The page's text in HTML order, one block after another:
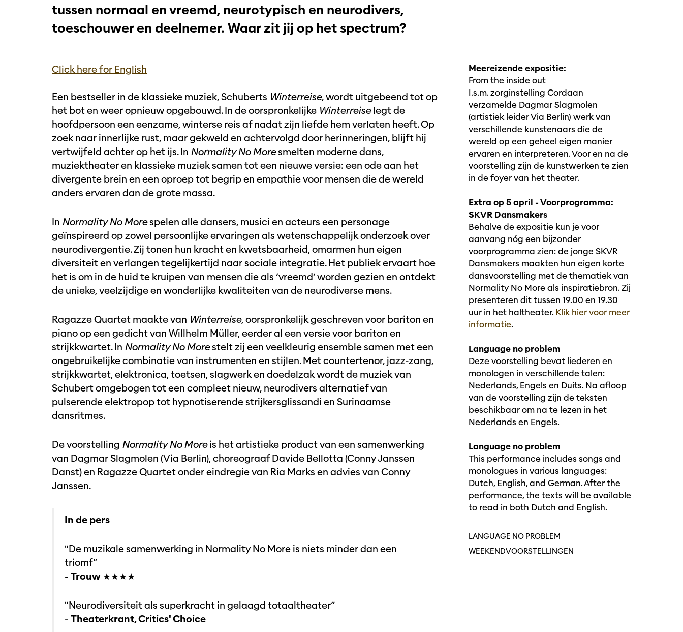
tussen normaal en vreemd, neurotypisch en neurodivers,
toeschouwer en deelnemer. Waar zit jij op het spectrum?
Click here for English
Een bestseller in de klassieke muziek, Schuberts Winterreise, wordt uitgebeend tot op
het bot en weer opnieuw opgebouwd. In de oorspronkelijke Winterreiselegt de
hoofdpersoon een eenzame, winterse reis af nadat zijn liefde hem verlaten heeft. Op
zoek naar innerlijke rust, maar gekweld en achtervolgd door herinneringen, blijft hij
vertwijfeld achter op het ijs. In Normality No Moresmelten moderne dans,
muziektheater en klassieke muziek samen tot een nieuwe versie: een ode aan het
divergente brein en een oproep tot begrip en empathie voor mensen die de wereld
anders ervaren dan de grote massa.
In Normality No Morespelen alle dansers, musici en acteurs een personage
geïnspireerd op zowel persoonlijke ervaringen als wetenschappelijk onderzoek over
neurodivergentie. Zij tonen hun kracht en kwetsbaarheid, omarmen hun eigen
diversiteit en verlangen tegelijkertijd naar sociale integratie. Het publiek ervaart hoe
het is om in de huid te kruipen van mensen die als ‘vreemd’ worden gezien en ontdekt
de unieke, veelzijdige en wonderlijke kwaliteiten van de neurodiverse mens.
Ragazze Quartet maakte van Winterreise, oorspronkelijk geschreven voor bariton en
piano op een gedicht van Willhelm Müller, eerder al een versie voor bariton en
strijkkwartet. In Normality No Morestelt zij een veelkleurig ensemble samen met een
ongebruikelijke combinatie van instrumenten en stijlen. Met countertenor, jazz-zang,
strijkkwartet, elektronica, toetsen, slagwerk en doedelzak wordt de muziek van
Schubert omgebogen tot een compleet nieuw, neurodivers alternatief van
pulserende elektropop tot hypnotiserende strijkersglissandi en Surinaamse
dansritmes.
De voorstelling Normality No Moreis het artistieke product van een samenwerking
van Dagmar Slagmolen (Via Berlin), choreograaf Davide Bellotta (Conny Janssen
Danst) en Ragazze Quartet onder eindregie van Ria Marks en advies van Conny
Janssen.
In de pers
"De muzikale samenwerking in Normality No More is niets minder dan een
triomf”
- Trouw ★★★★
"Neurodiversiteit als superkracht in gelaagd totaaltheater”
- Theaterkrant, Critics' Choice
Meereizende expositie:
From the inside out
I.s.m. zorginstelling Cordaan
verzamelde Dagmar Slagmolen
(artistiek leider Via Berlin) werk van
verschillende kunstenaars die de
wereld op een geheel eigen manier
ervaren en interpreteren. Voor en na de
voorstelling zijn de kunstwerken te zien
in de foyer van het theater.
Extra op 5 april - Voorprogramma:
SKVR Dansmakers
Behalve de expositie kun je voor
aanvang nóg een bijzonder
voorprogramma zien: de jonge SKVR
Dansmakers maakten hun eigen korte
dansvoorstelling met de thematiek van
Normality No More als inspiratiebron. Zij
presenteren dit tussen 19.00 en 19.30
uur in het haltheater. Klik hier voor meer
informatie.
Language no problem
Deze voorstelling bevat liederen en
monologen in verschillende talen:
Nederlands, Engels en Duits. Na afloop
van de voorstelling zijn de teksten
beschikbaar om na te lezen in het
Nederlands en Engels.
Language no problem
This performance includes songs and
monologues in various languages:
Dutch, English, and German. After the
performance, the texts will be available
to read in both Dutch and English.
LANGUAGE NO PROBLEM
WEEKENDVOORSTELLINGEN